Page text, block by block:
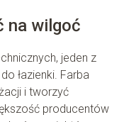
na wilgoć
jeden z
łazienki. Farba
i tworzyć
producentów